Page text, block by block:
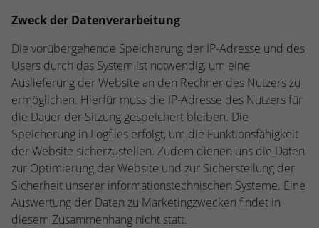
Zweck der Datenverarbeitung
Die vorübergehende Speicherung der IP-Adresse und des
Users durch das System ist notwendig, um eine
Auslieferung der Website an den Rechner des Nutzers zu
ermöglichen. Hierfür muss die IP-Adresse des Nutzers für
die Dauer der Sitzung gespeichert bleiben. Die
Speicherung in Logfiles erfolgt, um die Funktionsfähigkeit
der Website sicherzustellen. Zudem dienen uns die Daten
zur Optimierung der Website und zur Sicherstellung der
Sicherheit unserer informationstechnischen Systeme. Eine
Auswertung der Daten zu Marketingzwecken findet in
diesem Zusammenhang nicht statt.